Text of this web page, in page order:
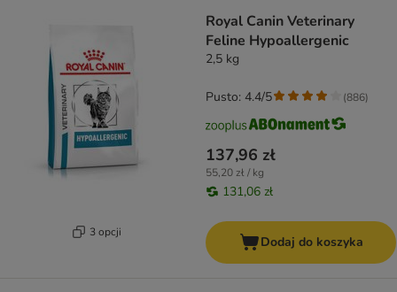
3 opcji
Royal Canin Veterinary
Feline Hypoallergenic
2,5 kg
137,96 zł
55,20 zł / kg
131,06 zł
Pusto: 4.4/5 (886)
Dodaj do koszyka